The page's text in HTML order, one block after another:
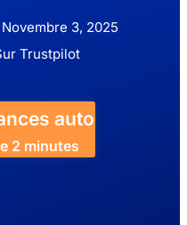
Novembre 3, 2025
Trustpilot
auto
2 minutes